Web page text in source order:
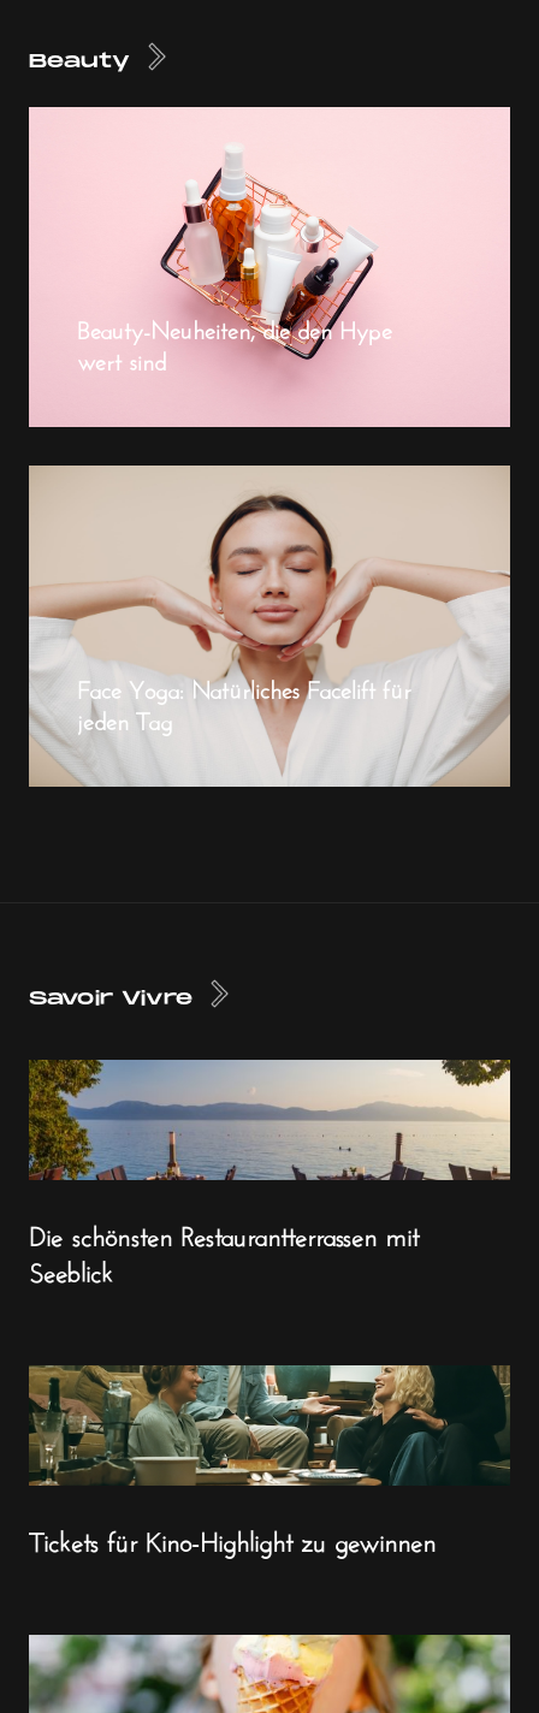
Beauty
Beauty-Neuheiten, die den Hype
wert sind
Face Yoga: Natürliches Facelift für
jeden Tag
Savoir Vivre
Die schönsten Restaurantterrassen mit
Seeblick
Tickets für Kino-Highlight zu gewinnen